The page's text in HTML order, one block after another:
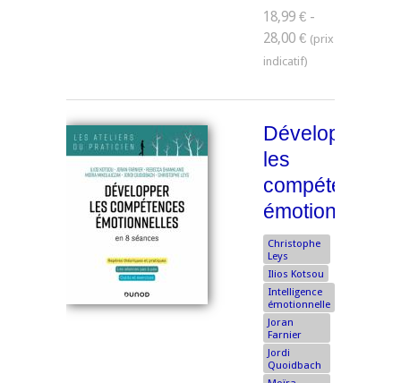
18,99 € -
28,00 €
Développer
les
compétences
émotionnelles
Christophe
Leys
Ilios Kotsou
Intelligence
émotionnelle
Joran
Farnier
Jordi
Quoidbach